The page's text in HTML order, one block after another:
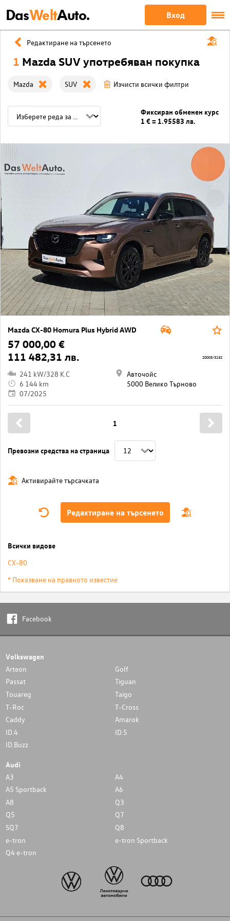
DasWeltAuto. Вход
Редактиране на търсенето
1 Mazda SUV употребяван покупка
Mazda SUV Изчисти всички филтри
Фиксиран обменен курс
1 € = 1.95583 лв.
Mazda CX-80 Homura Plus Hybrid AWD
57 000,00 €
111 482,31 лв.
241 kW/328 K.C
6 144 km
07/2025
Авточойс
5000 Велико Търново
20005/3132
Превозни средства на страница
1
Активирайте търсачката
Редактиране на търсенето
Всички видове
CX-80
* Показване на правното известие
Facebook
Volkswagen
Arteon
Golf
Passat
Tiguan
Touareg
Taigo
T-Roc
T-Cross
Caddy
Amarok
ID.4
ID.5
ID.Buzz
Audi
A3
A4
A5 Sportback
A6
A8
Q3
Q5
Q7
SQ7
Q8
e-tron
e-tron Sportback
Q4 e-tron